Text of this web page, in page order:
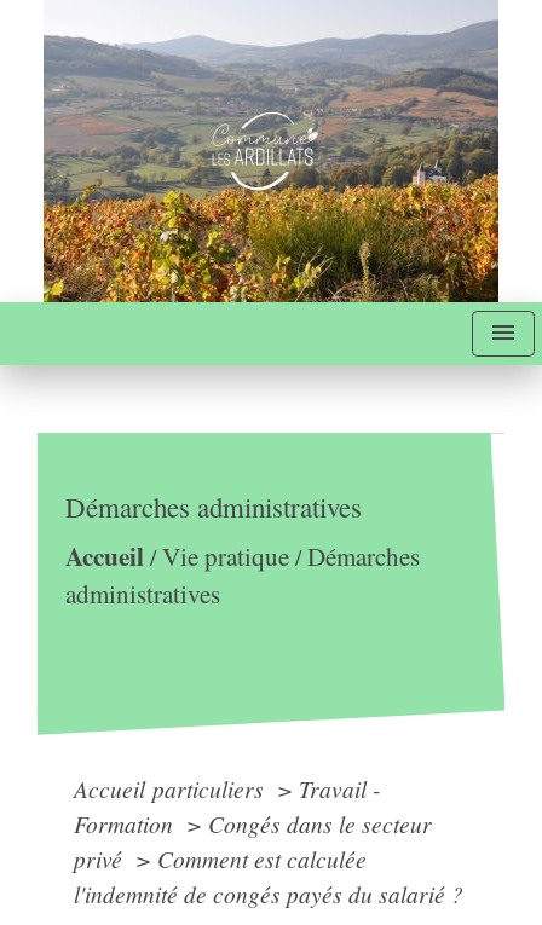
menu
Démarches administratives
Accueil/Vie pratique/Démarches
administratives
Accueil particuliers > Travail -
Formation > Congés dans le secteur
privé > Comment est calculée
l'indemnité de congés payés du salarié ?